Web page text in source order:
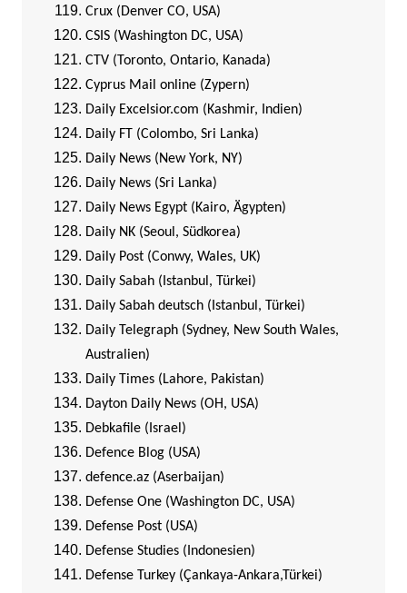
Crux (Denver CO, USA)
CSIS (Washington DC, USA)
CTV (Toronto, Ontario, Kanada)
Cyprus Mail online (Zypern)
Daily Excelsior.com (Kashmir, Indien)
Daily FT (Colombo, Sri Lanka)
Daily News (New York, NY)
Daily News (Sri Lanka)
Daily News Egypt (Kairo, Ägypten)
Daily NK (Seoul, Südkorea)
Daily Post (Conwy, Wales, UK)
Daily Sabah (Istanbul, Türkei)
Daily Sabah deutsch (Istanbul, Türkei)
Daily Telegraph (Sydney, New South Wales,
Australien)
Daily Times (Lahore, Pakistan)
Dayton Daily News (OH, USA)
Debkafile (Israel)
Defence Blog (USA)
defence.az (Aserbaijan)
Defense One (Washington DC, USA)
Defense Post (USA)
Defense Studies (Indonesien)
Defense Turkey (Çankaya-Ankara,Türkei)